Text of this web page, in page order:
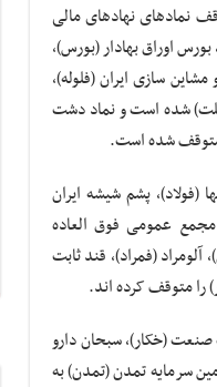
نمادهای نهادهای مالی
(انرژی۱۱)، فعالان بورس انرژی (انرژی۲۱)، سایر اشخاص بورس انرژی (انرژی ۳۱)، بورس اوراق بهادار (بورس)،
سازی ایران (فلوله)،
شده است و نماد دشت
متوقف شده است.
(فولاد)، پشم شیشه ایران
مجمع عمومی فوق العاده
(فمراد)، قند ثابت
متوقف کرده اند.
در ۱۵ روز متوالی و ایرکا پارت صنعت (خکار)، سبحان دارو
سرمایه تمدن (تمدن) به